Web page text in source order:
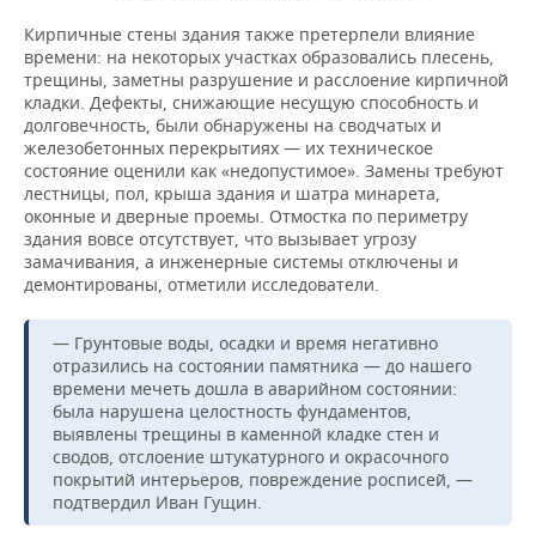
Кирпичные стены здания также претерпели влияние
времени: на некоторых участках образовались плесень,
трещины, заметны разрушение и расслоение кирпичной
кладки. Дефекты, снижающие несущую способность и
долговечность, были обнаружены на сводчатых и
железобетонных перекрытиях — их техническое
состояние оценили как «недопустимое». Замены требуют
лестницы, пол, крыша здания и шатра минарета,
оконные и дверные проемы. Отмостка по периметру
здания вовсе отсутствует, что вызывает угрозу
замачивания, а инженерные системы отключены и
демонтированы, отметили исследователи.
— Грунтовые воды, осадки и время негативно
отразились на состоянии памятника — до нашего
времени мечеть дошла в аварийном состоянии:
была нарушена целостность фундаментов,
выявлены трещины в каменной кладке стен и
сводов, отслоение штукатурного и окрасочного
покрытий интерьеров, повреждение росписей, —
подтвердил Иван Гущин.